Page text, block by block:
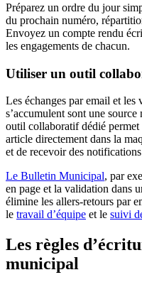
Préparez un ordre du jour
du prochain numéro,
Envoyez un compte rendu
les engagements de chacun.
Utiliser un outil
Les échanges par email et
s’accumulent sont une
outil collaboratif dédié permet
article directement dans la
et de recevoir des
Le Bulletin Municipal, par
en page et la validation dans
élimine les allers-retours par
le travail d’équipe et le suivi
Les règles
municipal